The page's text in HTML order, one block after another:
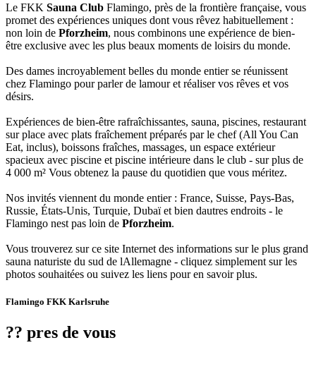
Le FKK Sauna Club Flamingo, près de la frontière française, vous
promet des expériences uniques dont vous rêvez habituellement :
non loin de Pforzheim, nous combinons une expérience de bien-
être exclusive avec les plus beaux moments de loisirs du monde.
Des dames incroyablement belles du monde entier se réunissent
chez Flamingo pour parler de lamour et réaliser vos rêves et vos
désirs.
Expériences de bien-être rafraîchissantes, sauna, piscines, restaurant
sur place avec plats fraîchement préparés par le chef (All You Can
Eat, inclus), boissons fraîches, massages, un espace extérieur
spacieux avec piscine et piscine intérieure dans le club - sur plus de
4 000 m² Vous obtenez la pause du quotidien que vous méritez.
Nos invités viennent du monde entier : France, Suisse, Pays-Bas,
Russie, États-Unis, Turquie, Dubaï et bien dautres endroits - le
Flamingo nest pas loin de Pforzheim.
Vous trouverez sur ce site Internet des informations sur le plus grand
sauna naturiste du sud de lAllemagne - cliquez simplement sur les
photos souhaitées ou suivez les liens pour en savoir plus.
Flamingo FKK Karlsruhe
?? pres de vous